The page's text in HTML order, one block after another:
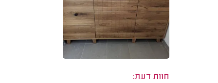
חוות דעת: